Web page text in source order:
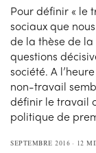
Pour définir « le
sociaux que
de la thèse de
questions
société. A
non-travail
définir le travail
politique de
SEPTEMBRE 2016 12